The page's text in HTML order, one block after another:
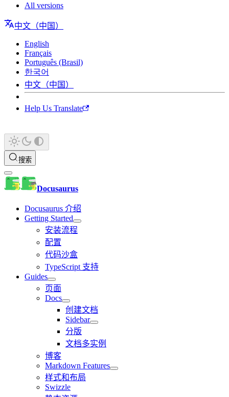
All versions
中文（中国）
English
Français
Português (Brasil)
한국어
中文（中国）
Help Us Translate
搜索
Docusaurus
Docusaurus 介绍
Getting Started
安装流程
配置
代码沙盒
TypeScript 支持
Guides
页面
Docs
创建文档
Sidebar
分版
文档多实例
博客
Markdown Features
样式和布局
Swizzle